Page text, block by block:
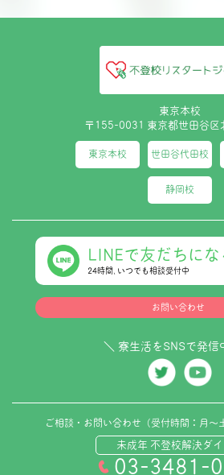
東京本校
〒155-0031 東京都世田谷
東京本校 世田谷代田校
静岡校
LINEで友だちにな
24時間､いつでも相談受付中
お問い合わせ
＼ 寮生活をSNSで発信
ご相談・お問い合わせ（受付時間：月
未成年 不登校解決ダ
03-3481-